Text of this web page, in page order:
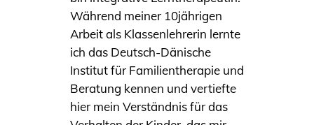
Während meiner 10jährigen
Arbeit als Klassenlehrerin lernte
ich das Deutsch-Dänische
Institut für Familientherapie und
Beratung kennen und vertiefte
hier mein Verständnis für das